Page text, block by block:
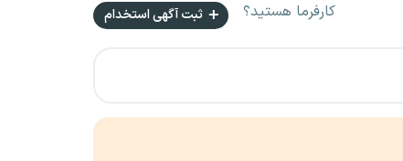
کارفرما هستید؟ ثبت آگهی استخدام